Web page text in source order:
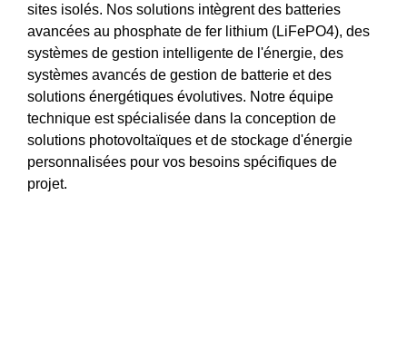
sites isolés. Nos solutions intègrent des batteries
avancées au phosphate de fer lithium (LiFePO4), des
systèmes de gestion intelligente de l'énergie, des
systèmes avancés de gestion de batterie et des
solutions énergétiques évolutives. Notre équipe
technique est spécialisée dans la conception de
solutions photovoltaïques et de stockage d'énergie
personnalisées pour vos besoins spécifiques de
projet.